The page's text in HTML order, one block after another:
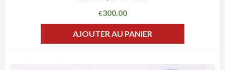
€300.00
AJOUTER AU PANIER